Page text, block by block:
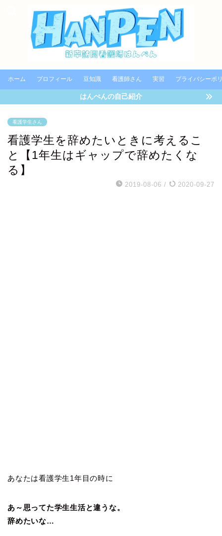
ホーム プロフィール 豆知識 看護師さん 実習 プライバシーポ
はんぺんの自己紹介
看護学生さん
看護学生を辞めたいときに考えるこ
と【1年生はギャップで辞めたくな
る】
2019-08-06 / 2020-09-27
あなたは看護学生1年目の時に
あ～思ってた学生生活と違うな。
辞めたいな…